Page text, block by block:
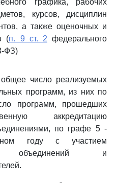
графика, рабочих
курсов, дисциплин
а также оценочных и
(п. 9 ст. 2 федерального
ФЗ)
число реализуемых
программ, из них по
программ, прошедших
аккредитацию
по графе 5 -
году с участием
объединений и